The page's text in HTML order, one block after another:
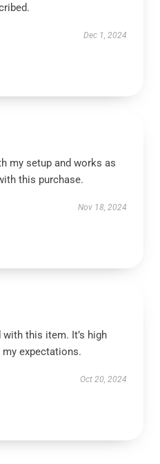
Dec 1, 2024
my setup and works as
this purchase.
Nov 18, 2024
this item. It’s high
expectations.
Oct 20, 2024